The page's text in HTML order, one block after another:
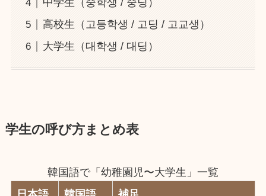
中学生（중학생 / 중딩）
高校生（고등학생 / 고딩 / 고교생）
大学生（대학생 / 대딩）
学生の呼び方まとめ表
韓国語で「幼稚園児〜大学生」一覧